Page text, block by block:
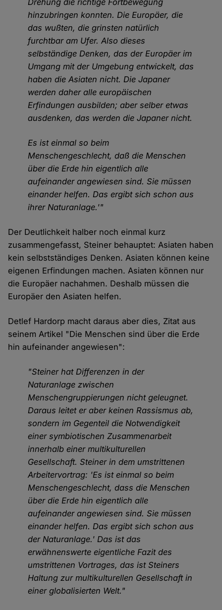
Drehung die richtige Fortbewegung
hinzubringen konnten. Die Europäer, die
das wußten, die grinsten natürlich
furchtbar am Ufer. Also dieses
selbständige Denken, das der Europäer im
Umgang mit der Umgebung entwickelt, das
haben die Asiaten nicht. Die Japaner
werden daher alle europäischen
Erfindungen ausbilden; aber selber etwas
ausdenken, das werden die Japaner nicht.
Es ist einmal so beim
Menschengeschlecht, daß die Menschen
über die Erde hin eigentlich alle
aufeinander angewiesen sind. Sie müssen
einander helfen. Das ergibt sich schon aus
ihrer Naturanlage.'"
Der Deutlichkeit halber noch einmal kurz
zusammengefasst, Steiner behauptet: Asiaten haben
kein selbstständiges Denken. Asiaten können keine
eigenen Erfindungen machen. Asiaten können nur
die Europäer nachahmen. Deshalb müssen die
Europäer den Asiaten helfen.
Detlef Hardorp macht daraus aber dies, Zitat aus
seinem Artikel "Die Menschen sind über die Erde
hin aufeinander angewiesen":
"Steiner hat Differenzen in der
Naturanlage zwischen
Menschengruppierungen nicht geleugnet.
Daraus leitet er aber keinen Rassismus ab,
sondern im Gegenteil die Notwendigkeit
einer symbiotischen Zusammenarbeit
innerhalb einer multikulturellen
Gesellschaft. Steiner in dem umstrittenen
Arbeitervortrag: 'Es ist einmal so beim
Menschengeschlecht, dass die Menschen
über die Erde hin eigentlich alle
aufeinander angewiesen sind. Sie müssen
einander helfen. Das ergibt sich schon aus
der Naturanlage.' Das ist das
erwähnenswerte eigentliche Fazit des
umstrittenen Vortrages, das ist Steiners
Haltung zur multikulturellen Gesellschaft in
einer globalisierten Welt."